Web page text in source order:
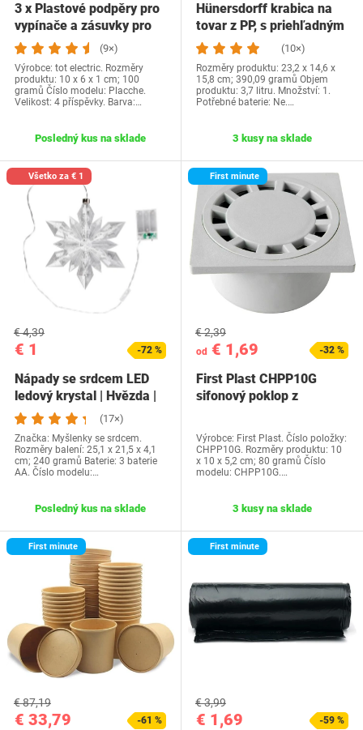
3 x Plastové podpěry pro
vypínače a zásuvky pro
krabice…
(9×)
Výrobce: tot electric. Rozměry
produktu: 10 x 6 x 1 cm; 100
gramů Číslo modelu: Placche.
Velikost: 4 příspěvky. Barva:…
Posledný kus na sklade
Hünersdorff krabica na
tovar z PP, s priehľadným
skladacím…
(10×)
Rozměry produktu: 23,2 x 14,6 x
15,8 cm; 390,09 gramů Objem
produktu: 3,7 litru. Množství: 1.
Potřebné baterie: Ne.…
3 kusy na sklade
Všetko za € 1
€ 1
€ 4,39
-72 %
Nápady se srdcem LED
ledový krystal | Hvězda |
23x20cm | 25…(17×)
Značka: Myšlenky se srdcem.
Rozměry balení: 25,1 x 21,5 x 4,1
cm; 240 gramů Baterie: 3 baterie
AA. Číslo modelu:…
Posledný kus na sklade
First minute
od € 1,69
€ 2,39
-32 %
First Plast CHPP10G
sifonový poklop z
Výrobce: First Plast. Číslo položky:
CHPP10G. Rozměry produktu: 10
x 10 x 5,2 cm; 80 gramů Číslo
modelu: CHPP10G.…
3 kusy na sklade
First minute
€ 33,79
€ 87,19
-61 %
First minute
€ 1,69
€ 3,99
-59 %